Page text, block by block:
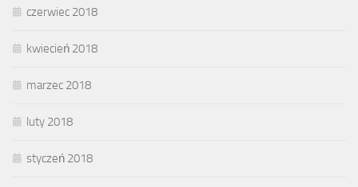
czerwiec 2018
kwiecień 2018
marzec 2018
luty 2018
styczeń 2018